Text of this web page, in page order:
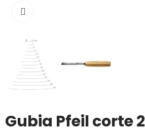
Gubia Pfeil corte 2